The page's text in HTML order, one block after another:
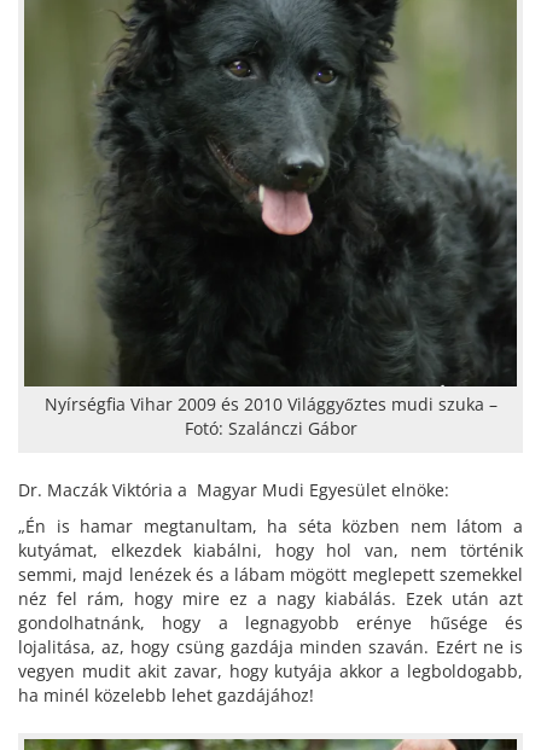
Nyírségfia Vihar 2009 és 2010 Világgyőztes mudi szuka –
Fotó: Szalánczi Gábor
Dr. Maczák Viktória a Magyar Mudi Egyesület elnöke:
„Én is hamar megtanultam, ha séta közben nem látom a
kutyámat, elkezdek kiabálni, hogy hol van, nem történik
semmi, majd lenézek és a lábam mögött meglepett szemekkel
néz fel rám, hogy mire ez a nagy kiabálás. Ezek után azt
gondolhatnánk, hogy a legnagyobb erénye hűsége és
lojalitása, az, hogy csüng gazdája minden szaván. Ezért ne is
vegyen mudit akit zavar, hogy kutyája akkor a legboldogabb,
ha minél közelebb lehet gazdájához!